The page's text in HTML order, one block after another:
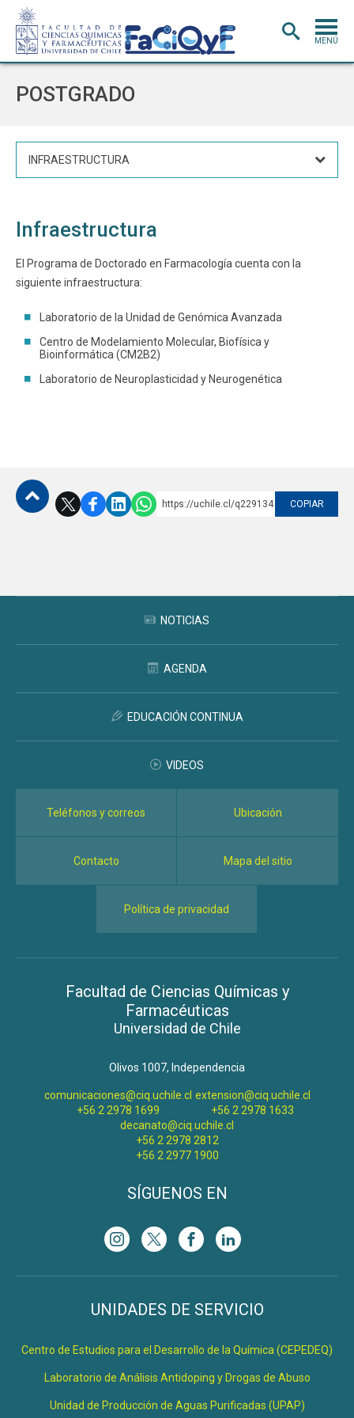
MENÚ
EXTENSIÓN
BIBLIOTECA
DEPARTAMENTOS
FACULTAD
Estudiantes Académicos
Funcionarios Egresados
POSTGRADO
INFRAESTRUCTURA
Infraestructura
El Programa de Doctorado en Farmacología cuenta con la
siguiente infraestructura:
Laboratorio de la Unidad de Genómica Avanzada
Centro de Modelamiento Molecular, Biofísica y
Bioinformática (CM2B2)
Laboratorio de Neuroplasticidad y Neurogenética
https://uchile.cl/q229134 COPIAR
NOTICIAS
AGENDA
EDUCACIÓN CONTINUA
VIDEOS
Teléfonos y correos Ubicación
Contacto Mapa del sitio
Política de privacidad
Facultad de Ciencias Químicas y
Farmacéuticas
Universidad de Chile
Olivos 1007, Independencia
comunicaciones@ciq.uchile.cl
+56 2 2978 1699
extension@ciq.uchile.cl
+56 2 2978 1633
decanato@ciq.uchile.cl
+56 2 2978 2812
+56 2 2977 1900
SÍGUENOS EN
UNIDADES DE SERVICIO
Centro de Estudios para el Desarrollo de la Química (CEPEDEQ)
Laboratorio de Análisis Antidoping y Drogas de Abuso
Unidad de Producción de Aguas Purificadas (UPAP)